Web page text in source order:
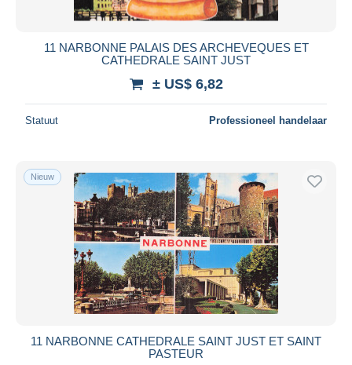
11 NARBONNE PALAIS DES ARCHEVEQUES ET
CATHEDRALE SAINT JUST
± US$ 6,82
Statuut Professioneel handelaar
Nieuw
11 NARBONNE CATHEDRALE SAINT JUST ET SAINT
PASTEUR